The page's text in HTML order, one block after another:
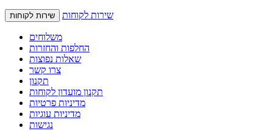
שירות לקוחות שירות לקוחות
משלוחים
החלפות והחזרות
שאלות נפוצות
צרו קשר
תקנון
תקנון מועדון לקוחות
מדיניות פרטיות
מדיניות עוגיות
נגישות